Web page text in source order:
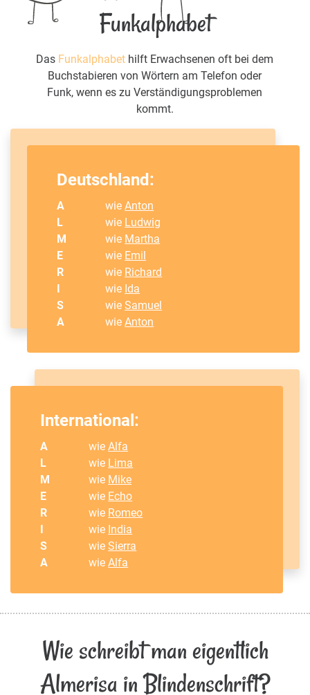
Funkalphabet
Das Funkalphabet hilft Erwachsenen oft bei dem
Buchstabieren von Wörtern am Telefon oder
Funk, wenn es zu Verständigungsproblemen
kommt.
Deutschland:
A wieAnton
L
wie Ludwig
M
wie Martha
E
wie Emil
R
wie Richard
I
wie Ida
S
wieSamuel
A
wieAnton
International:
A wieAlfa
L
wie Lima
M
wie Mike
E
wie Echo
R
wie Romeo
I
wie India
S
wieSierra
A
wieAlfa
Wie schreibt man eigentlich
Almerisa in Blindenschrift?